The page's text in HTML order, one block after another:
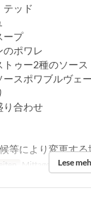
ッド
プ
ポワレ
ー2種のソース
ポワブルヴェ
合わせ
等により変更する
Mittagessen, Tee,
Lese